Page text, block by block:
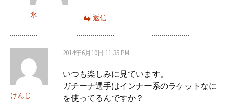
氷 返信
けんじ
2014年6月10日 11:35 PM
いつも楽しみに見ています。
ガチーナ選手はインナー系のラケットなに
を使ってるんですか？